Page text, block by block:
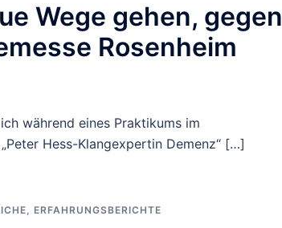
Wege gehen, gegen
Rosenheim
während eines Praktikums im
Hess-Klangexpertin Demenz“ […]
, ERFAHRUNGSBERICHTE